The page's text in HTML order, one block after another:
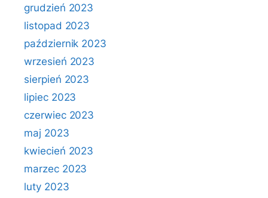
grudzień 2023
listopad 2023
październik 2023
wrzesień 2023
sierpień 2023
lipiec 2023
czerwiec 2023
maj 2023
kwiecień 2023
marzec 2023
luty 2023